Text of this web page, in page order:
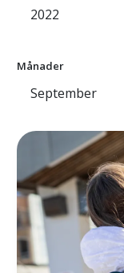
2022
Månader
September